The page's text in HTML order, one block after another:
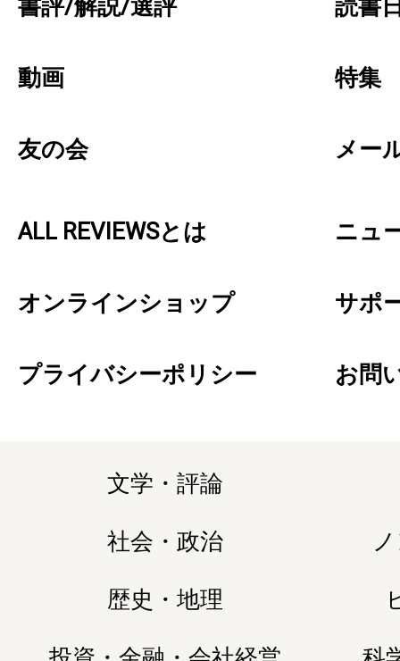
書評/解説/選評 読書
動画 特集
友の会 メー
ALL REVIEWSとは ニュ
オンラインショップ サポ
プライバシーポリシー お問
文学・評論
社会・政治
歴史・地理